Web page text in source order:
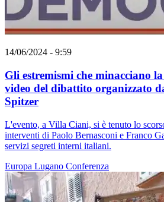
14/06/2024 - 9:59
Gli estremismi che minacciano
video del dibattito organizzato
Spitzer
L'evento, a Villa Ciani, si è tenuto lo
interventi di Paolo Bernasconi e Franco
servizi segreti interni italiani.
Europa Lugano Conferenza